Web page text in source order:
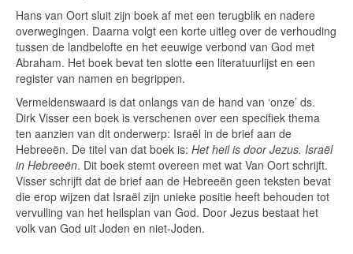
Hans van Oort sluit zijn boek af met een terugblik en nadere
overwegingen. Daarna volgt een korte uitleg over de verhouding
tussen de landbelofte en het eeuwige verbond van God met
Abraham. Het boek bevat ten slotte een literatuurlijst en een
register van namen en begrippen.
Vermeldenswaard is dat onlangs van de hand van ‘onze’ ds.
Dirk Visser een boek is verschenen over een specifiek thema
ten aanzien van dit onderwerp: Israël in de brief aan de
Hebreeën. De titel van dat boek is: Het heil is door Jezus. Israël
in Hebreeën. Dit boek stemt overeen met wat Van Oort schrijft.
Visser schrijft dat de brief aan de Hebreeën geen teksten bevat
die erop wijzen dat Israël zijn unieke positie heeft behouden tot
vervulling van het heilsplan van God. Door Jezus bestaat het
volk van God uit Joden en niet-Joden.